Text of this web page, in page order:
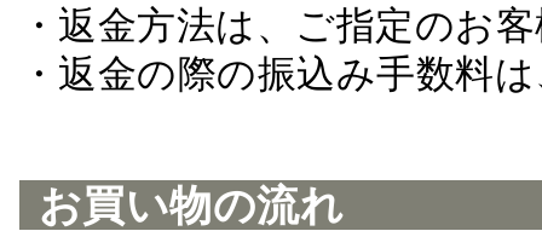
・返金方法は、ご指定のお
・返金の際の振込み手数料
お買い物の流れ